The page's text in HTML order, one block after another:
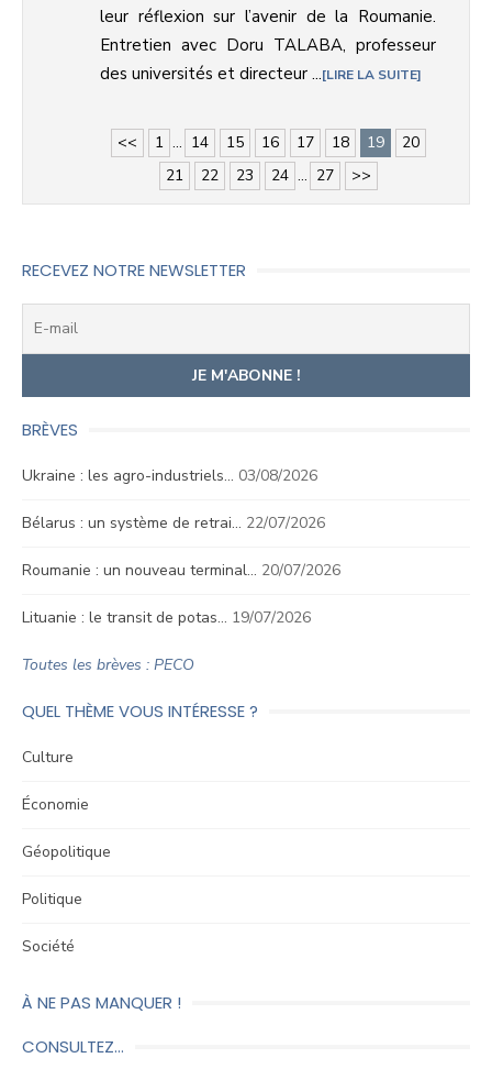
leur réflexion sur l’avenir de la Roumanie.
Entretien avec Doru TALABA, professeur
des universités et directeur ... LIRE LA SUITE
<< 1 ... 14 15 16 17 18 19
20
21
22 23 24 ... 27 >>
RECEVEZ NOTRE NEWSLETTER
BRÈVES
Ukraine : les agro-industriels… 03/08/2026
Bélarus : un système de retrai… 22/07/2026
Roumanie : un nouveau terminal… 20/07/2026
Lituanie : le transit de potas… 19/07/2026
Toutes les brèves : PECO
QUEL THÈME VOUS INTÉRESSE ?
Culture
Économie
Géopolitique
Politique
Société
À NE PAS MANQUER !
CONSULTEZ…